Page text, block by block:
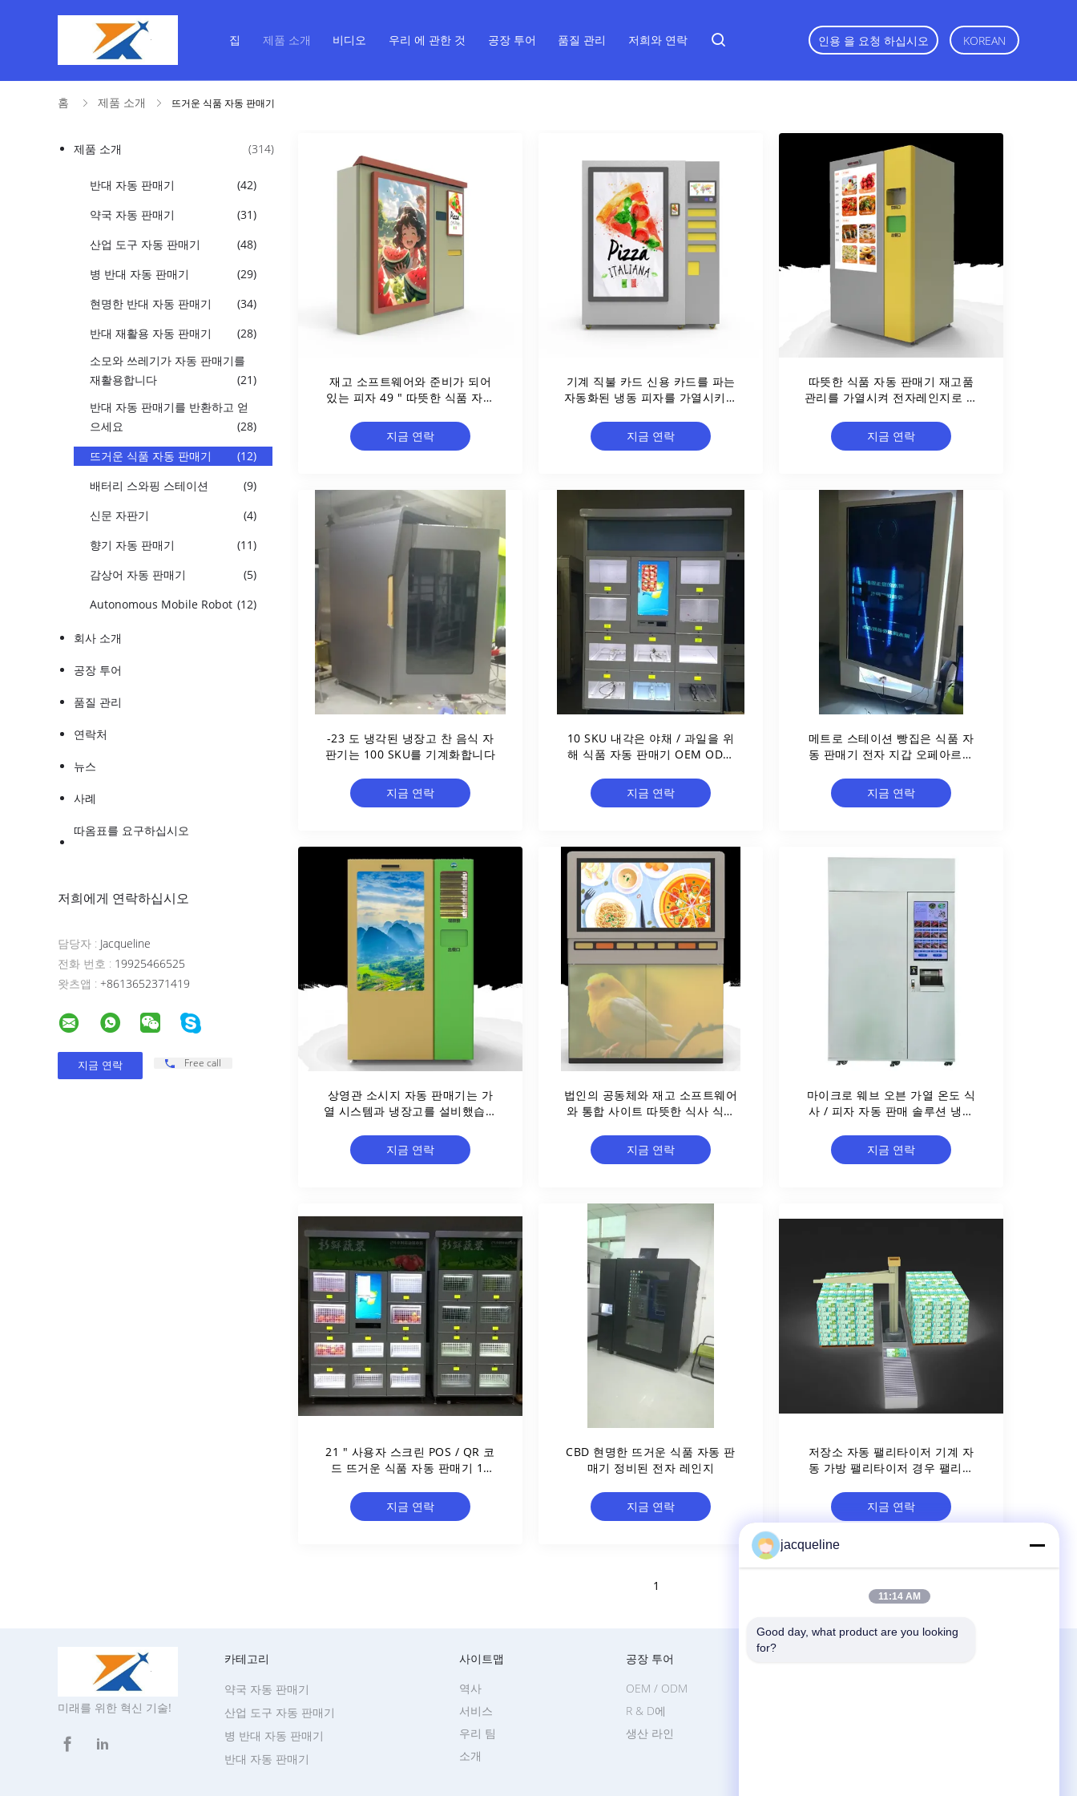
집 제품 소개 비디오 우리 에 관한 것 공장 투어 품질 관리 저희와 연락 인용 을 요청 하십시오 KOREAN
홈 제품 소개 뜨거운 식품 자동 판매기
제품 소개 (314)
반대 자동 판매기
(42)
약국 자동 판매기
(31)
산업 도구 자동 판매기
(48)
병 반대 자동 판매기
(29)
현명한 반대 자동 판매기
(34)
반대 재활용 자동 판매기
(28)
소모와 쓰레기가 자동 판매기를
재활용합니다
(21)
반대 자동 판매기를 반환하고 얻
으세요
(28)
뜨거운 식품 자동 판매기
(12)
배터리 스와핑 스테이션
(9)
신문 자판기
(4)
향기 자동 판매기
(11)
감상어 자동 판매기
(5)
Autonomous Mobile Robot (12)
회사 소개
공장 투어
품질 관리
연락처
뉴스
사례
따옴표를 요구하십시오
저희에게 연락하십시오
담당자 : Jacqueline
전화 번호 : 19925466525
왓츠앱 : +8613652371419
Free call
재고 소프트웨어와 준비가 되어
있는 피자 49 " 따뜻한 식품 자동
지금 연락
기계 직불 카드 신용 카드를 파는
자동화된 냉동 피자를 가열시키는
지금 연락
따뜻한 식품 자동 판매기 재고품
관리를 가열시켜 전자레인지로 요
지금 연락
-23 도 냉각된 냉장고 찬 음식 자
판기는 100 SKU를 기계화합니다
지금 연락
10 SKU 내각은 야채 / 과일을 위
해 식품 자동 판매기 OEM ODM
지금 연락
메트로 스테이션 빵집은 식품 자
동 판매기 전자 지갑 오페아르트
지금 연락
상영관 소시지 자동 판매기는 가
열 시스템과 냉장고를 설비했습니
지금 연락
법인의 공동체와 재고 소프트웨어
와 통합 사이트 따뜻한 식사 식품
지금 연락
마이크로 웨브 오븐 가열 온도 식
사 / 피자 자동 판매 솔루션 냉동
지금 연락
21 " 사용자 스크린 POS / QR 코
드 뜨거운 식품 자동 판매기 10
지금 연락
CBD 현명한 뜨거운 식품 자동 판
매기 정비된 전자 레인지
지금 연락
저장소 자동 팰리타이저 기계 자
동 가방 팰리타이저 경우 팰리타
지금 연락
1
미래를 위한 혁신 기술!
카테고리
반대 자동 판매기
약국 자동 판매기
산업 도구 자동 판매기
병 반대 자동 판매기
사이트맵
소개
역사
서비스
우리 팀
공장 투어
생산 라인
OEM / ODM
R & D에
jacqueline
11:14 AM
Good day, what product are you looking
for?